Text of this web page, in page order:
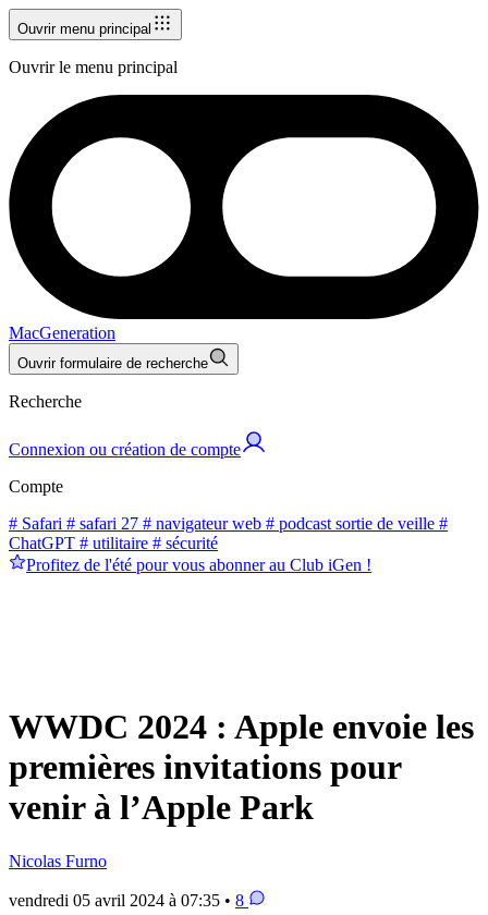
Ouvrir menu principal
Ouvrir le menu principal
MacGeneration
Ouvrir formulaire de recherche
Recherche
Connexion ou création de compte
Compte
# Safari # safari 27 # navigateur web # podcast sortie de veille #
ChatGPT # utilitaire # sécurité
Profitez de l'été pour vous abonner au Club iGen !
WWDC 2024 : Apple envoie les
premières invitations pour
venir à l’Apple Park
Nicolas Furno
vendredi 05 avril 2024 à 07:35 • 8